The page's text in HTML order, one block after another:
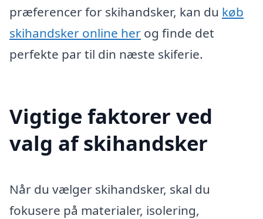
præferencer for skihandsker, kan du køb
skihandsker online her og finde det
perfekte par til din næste skiferie.
Vigtige faktorer ved
valg af skihandsker
Når du vælger skihandsker, skal du
fokusere på materialer, isolering,